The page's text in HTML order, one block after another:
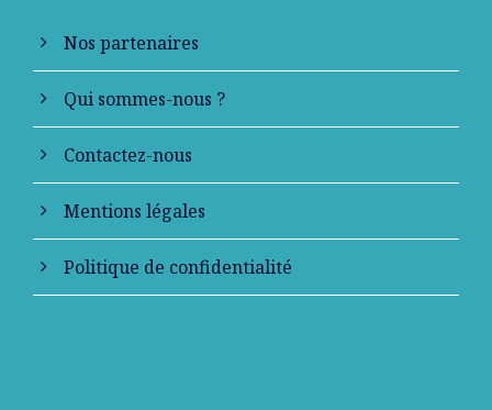
Nos partenaires
Qui sommes-nous ?
Contactez-nous
Mentions légales
Politique de confidentialité